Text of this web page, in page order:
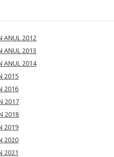
ANUL 2012
ANUL 2013
ANUL 2014
2015
2016
2017
2018
2019
2020
2021